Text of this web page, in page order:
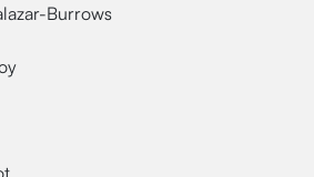
Burrows